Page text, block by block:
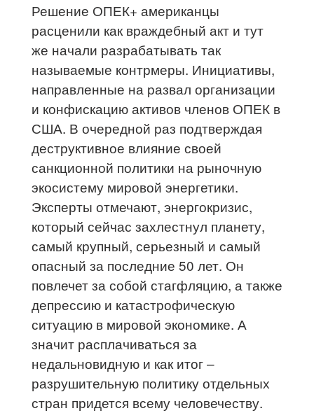
Решение ОПЕК+ американцы
расценили как враждебный акт и тут
же начали разрабатывать так
называемые контрмеры. Инициативы,
направленные на развал организации
и конфискацию активов членов ОПЕК в
США. В очередной раз подтверждая
деструктивное влияние своей
санкционной политики на рыночную
экосистему мировой энергетики.
Эксперты отмечают, энергокризис,
который сейчас захлестнул планету,
самый крупный, серьезный и самый
опасный за последние 50 лет. Он
повлечет за собой стагфляцию, а также
депрессию и катастрофическую
ситуацию в мировой экономике. А
значит расплачиваться за
недальновидную и как итог –
разрушительную политику отдельных
стран придется всему человечеству.